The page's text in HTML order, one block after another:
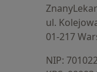
ul.
01-217
NIP: